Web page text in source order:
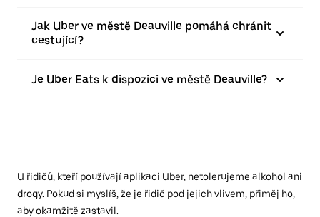
Jak Uber ve městě Deauville pomáhá chránit
cestující?
Je Uber Eats k dispozici ve městě Deauville?
U řidičů, kteří používají aplikaci Uber, netolerujeme alkohol ani
drogy. Pokud si myslíš, že je řidič pod jejich vlivem, přiměj ho,
aby okamžitě zastavil.